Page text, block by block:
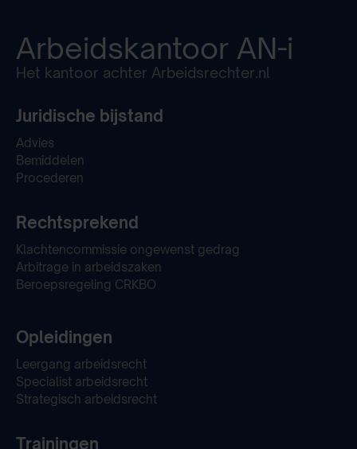
Arbeidskantoor AN-i
Het kantoor achter Arbeidsrechter.nl
Juridische bijstand
Advies
Bemiddelen
Procederen
Rechtsprekend
Klachtencommissie ongewenst gedrag
Arbitrage in arbeidszaken
Beroepsregeling CRKBO
Opleidingen
Leergang arbeidsrecht
Specialist arbeidsrecht
Strategisch arbeidsrecht
Trainingen